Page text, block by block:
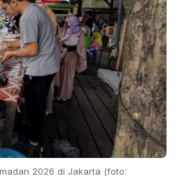
2026 di Jakarta (foto: